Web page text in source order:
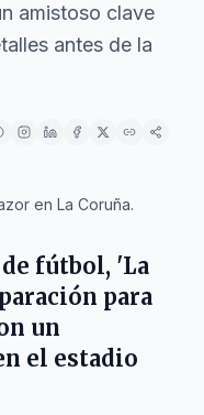
amistoso clave
antes de la
en La Coruña.
fútbol, 'La
para
un
el estadio